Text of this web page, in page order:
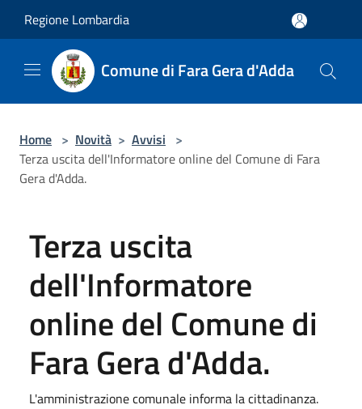
Regione Lombardia
Comune di Fara Gera d'Adda
Home > Novità > Avvisi >
Terza uscita dell'Informatore online del Comune di Fara
Gera d'Adda.
Terza uscita
dell'Informatore
online del Comune di
Fara Gera d'Adda.
L'amministrazione comunale informa la cittadinanza.